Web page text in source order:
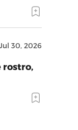
30, 2026
rostro,